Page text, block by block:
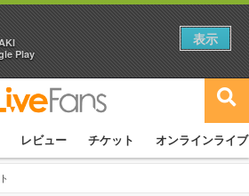
レビュー チケット オンラインライブ
Play
表示